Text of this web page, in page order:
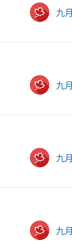
九月
九月
九月
九月